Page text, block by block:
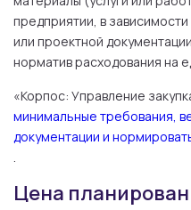
предприятии, в
или проектной
норматив расходования на
«Корпос: Управление
минимальные требования,
документации и
.
Цена